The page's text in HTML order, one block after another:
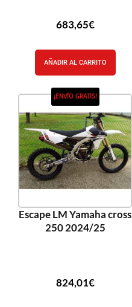
683,65€
AÑADIR AL CARRITO
¡ENVÍO GRATIS!
Escape LM Yamaha cross
250 2024/25
824,01€